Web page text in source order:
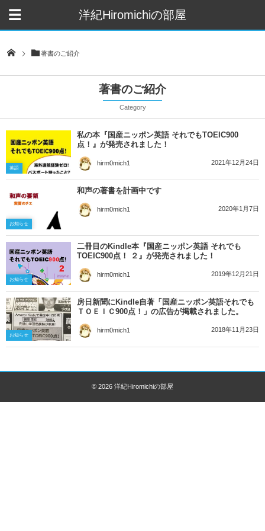
洋紀Hiromichiの部屋
著書のご紹介
著書のご紹介
Category
英語
私の本『国産ニッポン英語 それでもTOEIC900
点！』が発売されました！
hirm0mich1 2021年12月24日
お知らせ
和声の著書を計画中です
hirm0mich1 2020年1月7日
お知らせ
二冊目のKindle本『国産ニッポン英語 それでも
TOEIC900点！ ２』が発売されました！
hirm0mich1 2019年12月21日
お知らせ
房日新聞にKindle自著「国産ニッポン英語それでも
ＴＯＥＩＣ900点！」の広告が掲載されました。
hirm0mich1 2018年11月23日
© 2026 洋紀Hiromichiの部屋